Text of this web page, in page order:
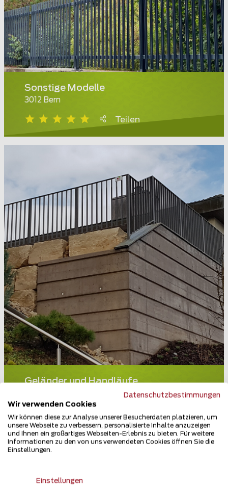
Sonstige Modelle
3012 Bern
Teilen
Geländer und Handläufe
Teilen
Datenschutzbestimmungen
Wir verwenden Cookies
Wir können diese zur Analyse unserer Besucherdaten platzieren, um
unsere Webseite zu verbessern, personalisierte Inhalte anzuzeigen
und Ihnen ein großartiges Webseiten-Erlebnis zu bieten. Für weitere
Informationen zu den von uns verwendeten Cookies öffnen Sie die
Einstellungen.
Einstellungen